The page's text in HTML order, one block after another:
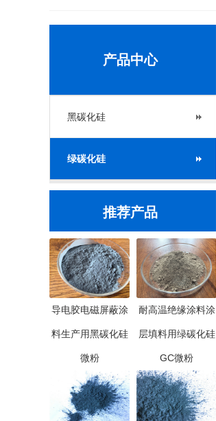
产品中心
黑碳化硅
绿碳化硅
推荐产品
导电胶电磁屏蔽涂
料生产用黑碳化硅
微粉
耐高温绝缘涂料涂
层填料用绿碳化硅
GC微粉